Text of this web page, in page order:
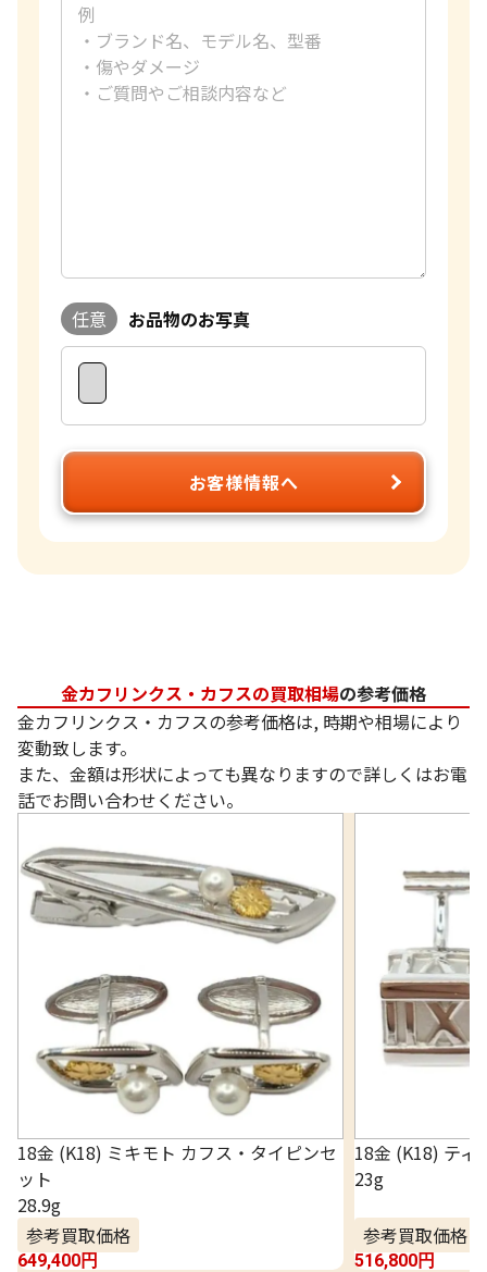
任意 お品物のお写真
お客様情報へ
金カフリンクス・カフスの買取相場の参考価格
金カフリンクス・カフスの参考価格は, 時期や相場により
変動致します。
また、金額は形状によっても異なりますので詳しくはお電
話でお問い合わせください。
18金 (K18) ミキモト カフス・タイピンセ
ット
28.9g
参考買取価格
649,400円
18金 (K18) ティ
23g
参考買取価格
516,800円